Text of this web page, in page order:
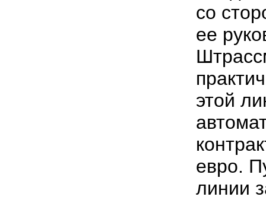
со
ее
этой
евро.
линии